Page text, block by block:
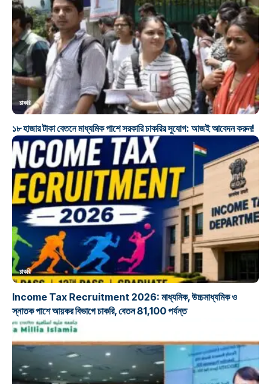
চাকরি
১৮ হাজার টাকা বেতনে মাধ্যমিক পাশে সরকারি চাকরির সুযোগ: আজই আবেদন করুন!
চাকরি
Income Tax Recruitment 2026: মাধ্যমিক, উচ্চমাধ্যমিক ও
স্নাতক পাশে আয়কর বিভাগে চাকরি, বেতন 81,100 পর্যন্ত